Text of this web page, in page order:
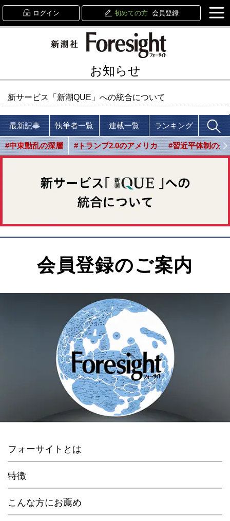
ログイン 初めての方 会員登録
お知らせ
新サービス「新潮QUE」への統合について
最新記事 執筆者一覧 連載一覧 ランキング
#中東動乱の深層 #トランプ2.0のアメリカ #習近平体制の光
会員登録のご案内
フォーサイトとは
特徴
こんな方にお薦め